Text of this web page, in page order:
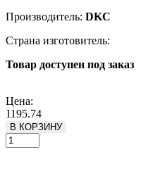
Производитель: DKC
Страна изготовитель:
Товар доступен под заказ
Цена:
1195.74
В КОРЗИНУ